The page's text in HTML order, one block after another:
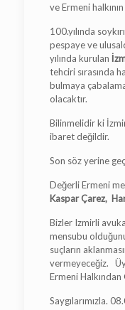
ve Ermeni
100.yılında
pespaye ve
yılında kurulan
tehciri sırasında
bulmaya
olacaktır.
Bilinmelidir ki
ibaret değildir.
Son söz yerine
Değerli Ermeni
Kaspar Çarez,
Bizler Izmirli
mensubu
suçların
vermeyeceğiz.
Ermeni
Saygılarımızla.